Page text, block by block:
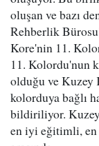
oluşan ve bazı
Rehberlik
Kore'nin 11.
11. Kolordu'nun
olduğu ve Kuzey
kolorduya bağlı
bildiriliyor.
en iyi eğitimli,